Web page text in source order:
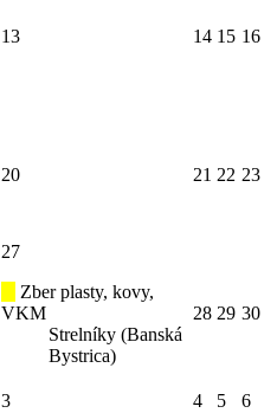
13 14 15 16
20 21 22 23
27
Zber plasty, kovy,
VKM
Strelníky (Banská
Bystrica)
28 29 30
3 4 5
6